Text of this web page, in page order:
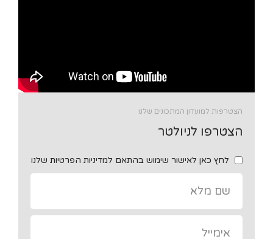
הצטרפות למועדון המתכונים שלנו
הצטרפו לניולטר
לחץ כאן לאישור שימוש בהתאם למדיניות הפרטיות שלנו